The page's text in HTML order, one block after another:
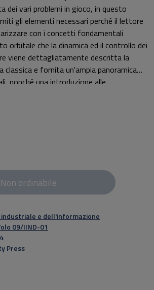
dei vari problemi in gioco, in questo
gli elementi necessari perché il lettore
con i concetti fondamentali
orbitale che la dinamica ed il controllo dei
viene dettagliatamente descritta la
classica e fornita un'ampia panoramica
nonché una introduzione alle
Non ordinabile
e dell'informazione
09/IIND-01
Press